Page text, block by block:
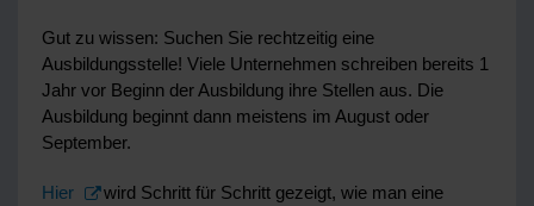
Gut zu wissen: Suchen Sie rechtzeitig eine
Ausbildungsstelle! Viele Unternehmen schreiben bereits 1
Jahr vor Beginn der Ausbildung ihre Stellen aus. Die
Ausbildung beginnt dann meistens im August oder
September.
Hier
wird Schritt für Schritt gezeigt, wie man eine